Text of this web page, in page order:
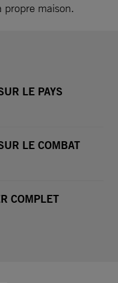
propre maison.
LE PAYS
LE COMBAT
COMPLET